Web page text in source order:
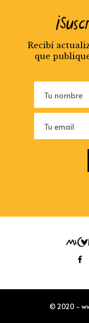
Recibí
que
© 2020 -